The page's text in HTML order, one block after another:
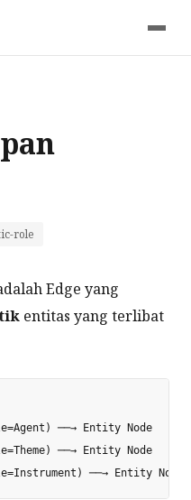
role
Edge yang
entitas yang terlibat
──→ Entity Node
──→ Entity Node